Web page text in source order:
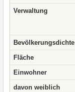
Verwaltung
Bevölkerungsdichte
Fläche
Einwohner
davon weiblich